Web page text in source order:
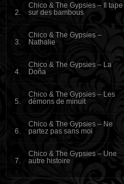
Chico & The Gypsies – Il tape
sur des bambous
Chico & The Gypsies –
Nathalie
Chico & The Gypsies – La
Doña
Chico & The Gypsies – Les
démons de minuit
Chico & The Gypsies – Ne
partez pas sans moi
Chico & The Gypsies – Une
autre histoire